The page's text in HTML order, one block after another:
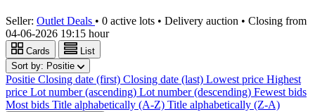
Seller: Outlet Deals • 0 active lots • Delivery auction • Closing from
04-06-2026 19:15 hour
Cards
List
Sort by: Positie
Positie Closing date (first) Closing date (last) Lowest price Highest
price Lot number (ascending) Lot number (descending) Fewest bids
Most bids Title alphabetically (A-Z) Title alphabetically (Z-A)